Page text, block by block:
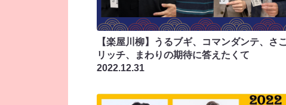
【楽屋川柳】うるブギ、コマンダンテ、さこ
リッチ、まわりの期待に答えたくて
2022.12.31